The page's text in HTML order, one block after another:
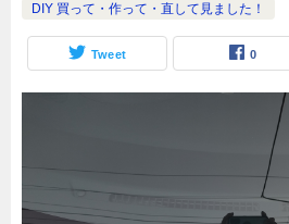
DIY 買って・作って・直して見ました！
Tweet 0